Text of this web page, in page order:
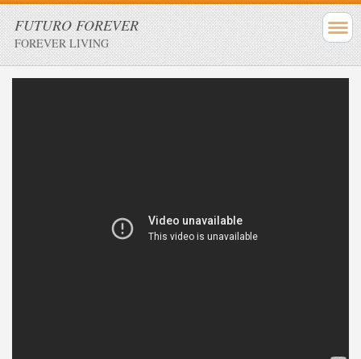
FUTURO FOREVER
FOREVER LIVING